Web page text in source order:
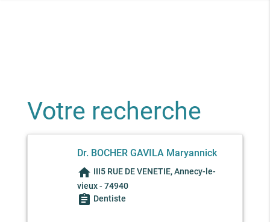
Votre recherche
Dr. BOCHER GAVILA Maryannick
home III5 RUE DE VENETIE, Annecy-le-
vieux - 74940
assignment Dentiste